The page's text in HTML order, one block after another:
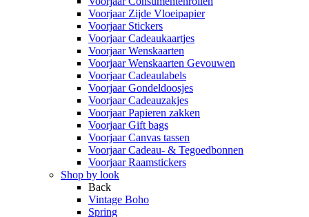
Voorjaar Zijde Vloeipapier
Voorjaar Stickers
Voorjaar Cadeaukaartjes
Voorjaar Wenskaarten
Voorjaar Wenskaarten Gevouwen
Voorjaar Cadeaulabels
Voorjaar Gondeldoosjes
Voorjaar Cadeauzakjes
Voorjaar Papieren zakken
Voorjaar Gift bags
Voorjaar Canvas tassen
Voorjaar Cadeau- & Tegoedbonnen
Voorjaar Raamstickers
Shop by look
Back
Vintage Boho
Spring